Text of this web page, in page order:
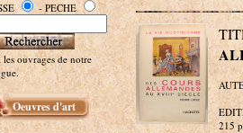
- PECHE
ouvrages de notre
Oeuvres d'art
215